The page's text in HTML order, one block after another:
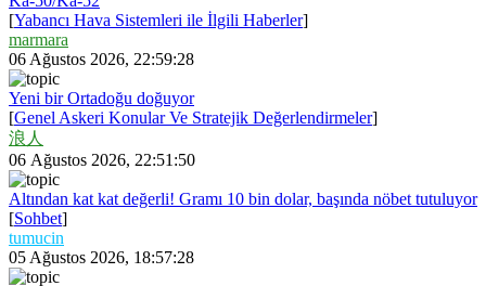
[Yabancı Hava Sistemleri ile İlgili Haberler]
marmara
06 Ağustos 2026, 22:59:28
Yeni bir Ortadoğu doğuyor
[Genel Askeri Konular Ve Stratejik Değerlendirmeler]
浪人
06 Ağustos 2026, 22:51:50
Altından kat kat değerli! Gramı 10 bin dolar, başında nöbet tutuluyor
[Sohbet]
tumucin
05 Ağustos 2026, 18:57:28